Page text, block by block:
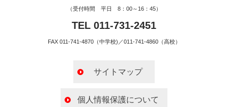
（受付時間 平日 8：00～16：45）
TEL 011-731-2451
FAX 011-741-4870（中学校)／011-741-4860（高校）
サイトマップ
個人情報保護について